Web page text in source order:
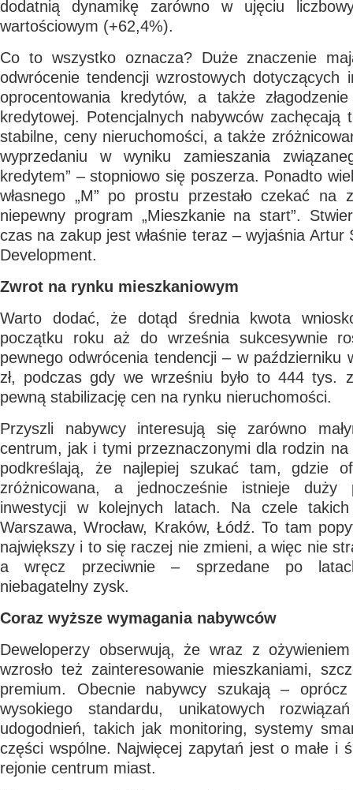
dodatnią dynamikę zarówno w ujęciu
wartościowym (+62,4%).
Co to wszystko oznacza? Duże znaczenie
odwrócenie tendencji wzrostowych dotyczących
oprocentowania kredytów, a także
kredytowej. Potencjalnych nabywców
stabilne, ceny nieruchomości, a także
wyprzedaniu w wyniku zamieszania
kredytem” – stopniowo się poszerza. Ponadto
własnego „M” po prostu przestało czekać na
niepewny program „Mieszkanie na start”.
czas na zakup jest właśnie teraz – wyjaśnia
Development.
Zwrot na rynku mieszkaniowym
Warto dodać, że dotąd średnia kwota
początku roku aż do września sukcesywnie
pewnego odwrócenia tendencji – w październiku
zł, podczas gdy we wrześniu było to 444 tys.
pewną stabilizację cen na rynku nieruchomości.
Przyszli nabywcy interesują się zarówno
centrum, jak i tymi przeznaczonymi dla rodzin
podkreślają, że najlepiej szukać tam, gdzie
zróżnicowana, a jednocześnie istnieje duży
inwestycji w kolejnych latach. Na czele
Warszawa, Wrocław, Kraków, Łódź. To tam
największy i to się raczej nie zmieni, a więc nie
a wręcz przeciwnie – sprzedane po
niebagatelny zysk.
Coraz wyższe wymagania nabywców
Deweloperzy obserwują, że wraz z
wzrosło też zainteresowanie mieszkaniami,
premium. Obecnie nabywcy szukają –
wysokiego standardu, unikatowych
udogodnień, takich jak monitoring, systemy
części wspólne. Najwięcej zapytań jest o małe i
rejonie centrum miast.